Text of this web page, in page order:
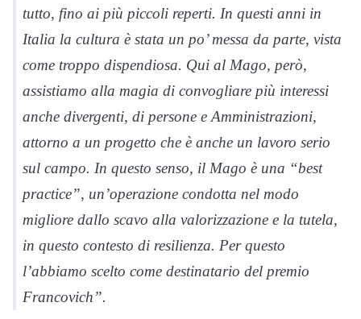
tutto, fino ai più piccoli reperti. In questi anni in
Italia la cultura è stata un po’ messa da parte, vista
come troppo dispendiosa. Qui al Mago, però,
assistiamo alla magia di convogliare più interessi
anche divergenti, di persone e Amministrazioni,
attorno a un progetto che è anche un lavoro serio
sul campo. In questo senso, il Mago è una “best
practice”, un’operazione condotta nel modo
migliore dallo scavo alla valorizzazione e la tutela,
in questo contesto di resilienza. Per questo
l’abbiamo scelto come destinatario del premio
Francovich”.